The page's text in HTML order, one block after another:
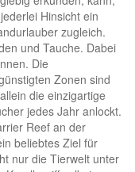
Hinsicht ein
zugleich.
und Tauche. Dabei
Die
Zonen sind
die einzigartige
jedes Jahr anlockt.
Reef an der
beliebtes Ziel für
nur die Tierwelt unter